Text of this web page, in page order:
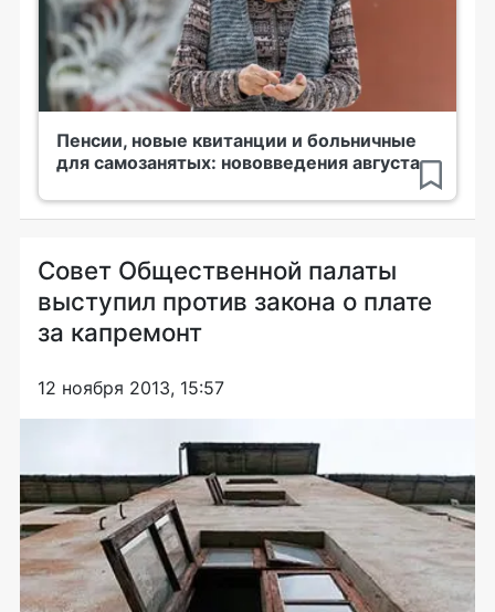
Пенсии, новые квитанции и больничные
для самозанятых: нововведения августа
Совет Общественной палаты
выступил против закона о плате
за капремонт
12 ноября 2013, 15:57